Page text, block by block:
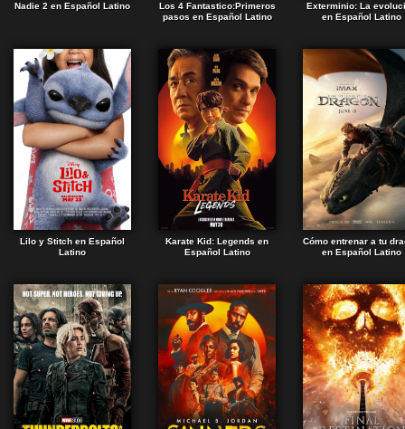
Nadie 2 en Español Latino
Los 4 Fantastico:Primeros
pasos en Español Latino
Exterminio: La
en Español Latino
Lilo y Stitch en Español
Latino
Karate Kid: Legends en
Español Latino
Cómo entrenar a tu
en Español Latino